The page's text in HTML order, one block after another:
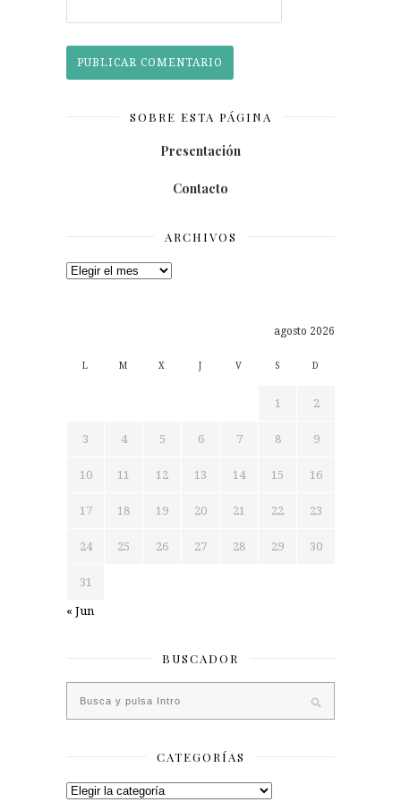
SOBRE ESTA PÁGINA
Presentación
Contacto
ARCHIVOS
Archivos
agosto 2026
L M X J V S D
1 2
3 4 5 6 7 8 9
10 11 12 13 14 15 16
17 18 19 20 21 22 23
24 25 26 27 28 29 30
31
« Jun
BUSCADOR
CATEGORÍAS
Categorías